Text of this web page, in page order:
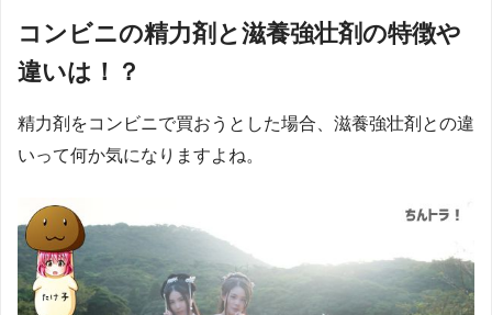
コンビニの精力剤と滋養強壮剤の特徴や
違いは！？
精力剤をコンビニで買おうとした場合、滋養強壮剤との違
いって何か気になりますよね。